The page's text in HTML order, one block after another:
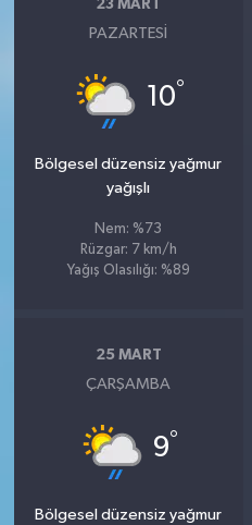
23 MART
PAZARTESI
10°
Bölgesel düzensiz yağmur
yağışlı
Nem: %73
Rüzgar: 7 km/h
Yağış Olasılığı: %89
25 MART
ÇARŞAMBA
9°
Bölgesel düzensiz yağmur